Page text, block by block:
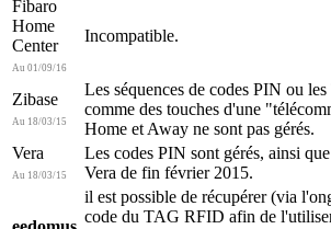
Fibaro
Home
Center
Au 01/09/16
Incompatible.
Zibase
Au 18/03/15
Les séquences de codes PIN ou
comme des touches d'une
Home et Away ne sont pas gérés.
Vera
Au 18/03/15
Les codes PIN sont gérés, ainsi
Vera de fin février 2015.
il est possible de récupérer (via
code du TAG RFID afin de